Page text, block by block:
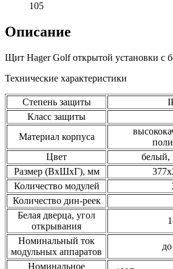
105
Описание
Щит Hager Golf открытой установки с
Технические характеристики
Степень защиты
Класс защиты
Материал корпуса
Цвет
белый,
Размер (ВхШхГ), мм
Количество модулей
Количество дин-реек
Белая дверца, угол
открывания
Номинальный ток
модульных аппаратов
Номинальное